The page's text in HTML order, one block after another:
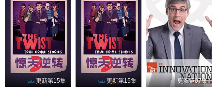
更新第15集 更新第15集 更新第07集